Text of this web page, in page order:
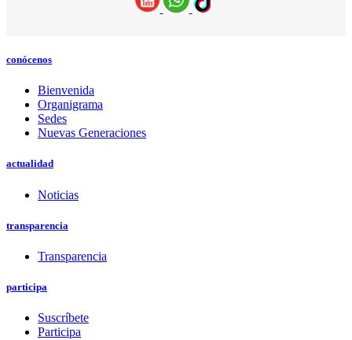
conócenos
Bienvenida
Organigrama
Sedes
Nuevas Generaciones
actualidad
Noticias
transparencia
Transparencia
participa
Suscríbete
Participa